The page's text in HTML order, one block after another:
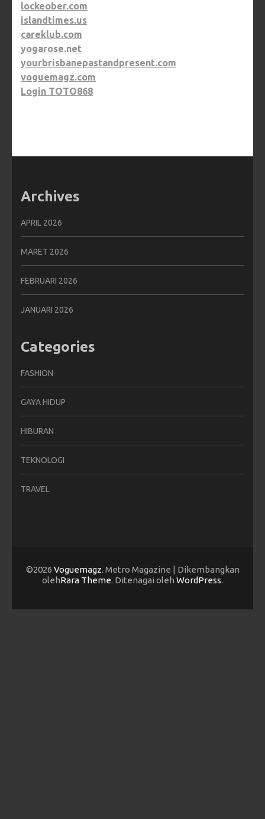
lockeober.com
islandtimes.us
careklub.com
yogarose.net
yourbrisbanepastandpresent.com
voguemagz.com
Login TOTO868
Archives
APRIL 2026
MARET 2026
FEBRUARI 2026
JANUARI 2026
Categories
FASHION
GAYA HIDUP
HIBURAN
TEKNOLOGI
TRAVEL
©2026 Voguemagz. Metro Magazine | Dikembangkan
olehRara Theme. Ditenagai oleh WordPress.